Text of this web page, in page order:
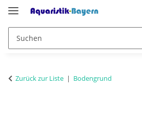
Zurück zur Liste Bodengrund